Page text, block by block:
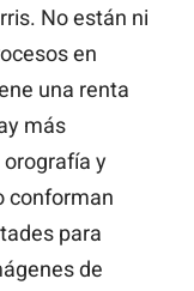
No están ni
en
una renta
más
y
conforman
para
de